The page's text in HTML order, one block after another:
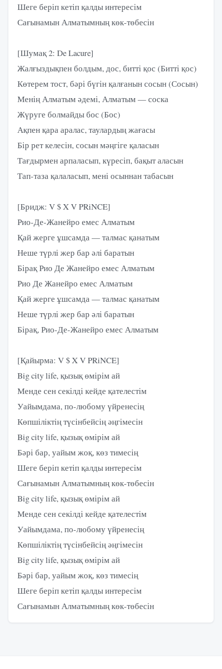
Шеге беріп кетіп қалды интересім
Сағынамын Алматымның көк-төбесін
[Шумақ 2: De Lacure]
Жалғыздықпен болдым, дос, битті қос (Битті қос)
Көтерем тост, бәрі бүгін қалғанын сосын (Сосын)
Менің Алматым әдемі, Алматым — соска
Жүруге болмайды бос (Бос)
Ақпен қара аралас, таулардың жағасы
Бір рет келесін, сосын мәңгіге қаласын
Тағдырмен арпаласып, күресіп, бақыт аласын
Тап-таза қалаласып, мені осыннан табасын
[Бридж: V $ X V PRiNCE]
Рио-Де-Жанейро емес Алматым
Қай жерге ұшсамда — талмас қанатым
Неше түрлі жер бар әлі баратын
Бірақ Рио Де Жанейро емес Алматым
Рио Де Жанейро емес Алматым
Қай жерге ұшсамда — талмас қанатым
Неше түрлі жер бар әлі баратын
Бірақ, Рио-Де-Жанейро емес Алматым
[Қайырма: V $ X V PRiNCE]
Big city life, қызық өмірім ай
Менде сен секілді кейде қателестім
Уайымдама, по-любому үйренесің
Көпшіліктің түсінбейсің әңгімесін
Big city life, қызық өмірім ай
Бәрі бар, уайым жоқ, көз тимесің
Шеге беріп кетіп қалды интересім
Сағынамын Алматымның көк-төбесін
Big city life, қызық өмірім ай
Менде сен секілді кейде қателестім
Уайымдама, по-любому үйренесің
Көпшіліктің түсінбейсің әңгімесін
Big city life, қызық өмірім ай
Бәрі бар, уайым жоқ, көз тимесің
Шеге беріп кетіп қалды интересім
Сағынамын Алматымның көк-төбесін